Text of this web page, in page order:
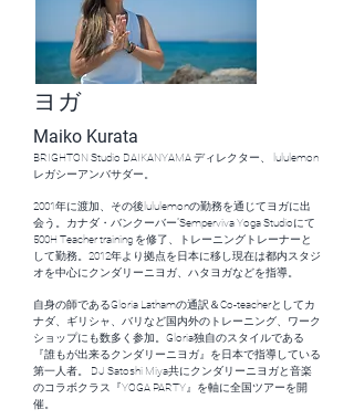
ヨガ
Maiko Kurata
BRIGHTON Studio DAIKANYAMA ディレクター、 lululemon
レガシーアンバサダー。
2001年に渡加、その後lululemonの勤務を通じてヨガに出
会う。カナダ・バンクーバー”Semperviva Yoga Studioにて
500H Teacher training を修了、トレーニングトレーナーと
して勤務。2012年より拠点を日本に移し現在は都内スタジ
オを中心にクンダリーニヨガ、ハタヨガなどを指導。
自身の師であるGloria Lathamの通訳＆Co-teacherとしてカ
ナダ、ギリシャ、バリなど国内外のトレーニング、ワーク
ショップにも数多く参加。Gloria独自のスタイルである
『誰もが出来るクンダリーニヨガ』を日本で指導している
第一人者。 DJ Satoshi Miya共にクンダリーニヨガと音楽
のコラボクラス『YOGA PARTY』を軸に全国ツアーを開
催。